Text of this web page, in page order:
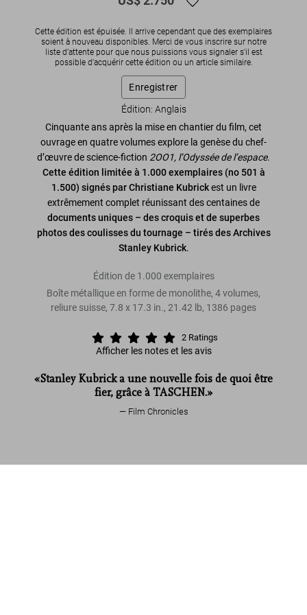
Cette édition est épuisée. Il arrive cependant que des exemplaires
soient à nouveau disponibles. Merci de vous inscrire sur notre
liste d’attente pour que nous puissions vous signaler s'il est
possible d'acquérir cette édition ou un article similaire.
Enregistrer
Édition: Anglais
Cinquante ans après la mise en chantier du film, cet
ouvrage en quatre volumes explore la genèse du chef-
d’œuvre de science-fiction 2OO1, l’Odyssée de l’espace.
Cette édition limitée à 1.000 exemplaires (no 501 à
1.500) signés par Christiane Kubrickest un livre
extrêmement complet réunissant des centaines de
documents uniques – des croquis et de superbes
photos des coulisses du tournage – tirés des Archives
Stanley Kubrick.
Édition de 1.000 exemplaires
Boîte métallique en forme de monolithe, 4 volumes,
reliure suisse, 7.8 x 17.3 in., 21.42 lb, 1386 pages
2 Ratings
Afficher les notes et les avis
«Stanley Kubrick a une nouvelle fois de quoi être
fier, grâce à TASCHEN.»
Film Chronicles